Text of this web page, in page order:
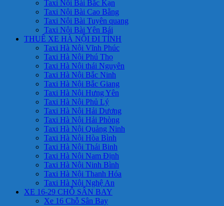
Taxi Nội Bài Bắc Kạn
Taxi Nội Bài Cao Bằng
Taxi Nội Bài Tuyên quang
Taxi Nội Bài Yên Bái
THUÊ XE HÀ NỘI ĐI TỈNH
Taxi Hà Nội Vĩnh Phúc
Taxi Hà Nội Phú Thọ
Taxi Hà Nội thái Nguyên
Taxi Hà Nội Bắc Ninh
Taxi Hà Nội Bắc Giang
Taxi Hà Nội Hưng Yên
Taxi Hà Nội Phủ Lý
Taxi Hà Nội Hải Dương
Taxi Hà Nội Hải Phòng
Taxi Hà Nội Quảng Ninh
Taxi Hà Nội Hòa Bình
Taxi Hà Nội Thái Binh
Taxi Hà Nội Nam Định
Taxi Hà Nội Ninh Bình
Taxi Hà Nội Thanh Hóa
Taxi Hà Nội Nghệ An
XE 16-29 CHỖ SÂN BAY
Xe 16 Chỗ Sân Bay